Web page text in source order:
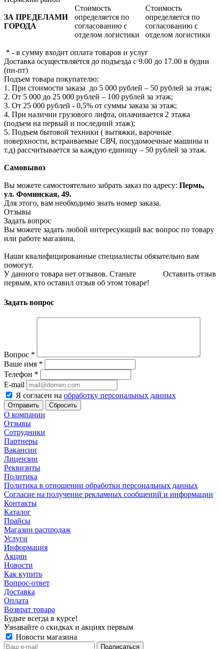
ЗА ПРЕДЕЛАМИ
ГОРОДА
Стоимость
определяется по
согласованию с
отделом логистики
Стоимость
определяется по
согласованию с
отделом логистики
* - в сумму входит оплата товаров и услуг
Доставка осуществляется до подъезда с 9.00 до 17.00 в будни
(пн-пт)
Подъем товара покупателю:
1. При стоимости заказа до 5 000 рублей – 50 рублей за этаж;
2. От 5 000 до 25 000 рублей – 100 рублей за этаж;
3. От 25 000 рублей - 0,5% от суммы заказа за этаж;
4. При наличии грузового лифта, оплачивается 2 этажа
(подъем на первый и последний этаж);
5. Подъем бытовой техники ( вытяжки, варочные
поверхности, встраиваемые СВЧ, посудомоечные машины и
т.д) рассчитывается за каждую единицу – 50 рублей за этаж.
Самовывоз
Вы можете самостоятельно забрать заказ по адресу: Пермь,
ул. Фоминская, 49.
Для этого, вам необходимо знать номер заказа.
Отзывы
Задать вопрос
Вы можете задать любой интересующий вас вопрос по товару
или работе магазина.
Наши квалифицированные специалисты обязательно вам
помогут.
Оставить отзыв
У данного товара нет отзывов. Станьте
первым, кто оставил отзыв об этом товаре!
Задать вопрос
Вопрос *
Ваше имя *
Телефон *
E-mail
Я согласен на обработку персональных данных
Сбросить
О компании
Отзывы
Сотрудники
Партнеры
Вакансии
Лицензии
Реквизиты
Политика
Политика в отношении обработки персональных данных
Согласие на получение рекламных сообщений и информации
Контакты
Каталог
Прайсы
Магазин распродаж
Услуги
Информация
Акции
Новости
Как купить
Вопрос-ответ
Доставка
Оплата
Возврат товара
Будьте всегда в курсе!
Узнавайте о скидках и акциях первым
Новости магазина